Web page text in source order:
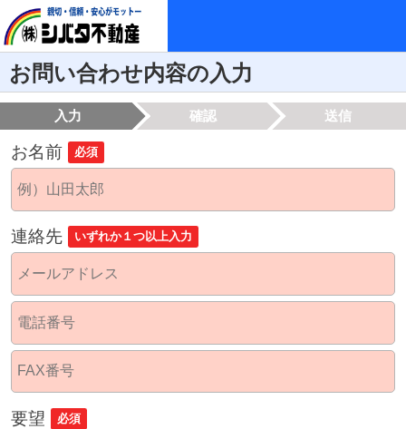
お問い合わせ内容の入力
入力 確認 送信
お名前 必須
連絡先 いずれか１つ以上入力
要望 必須